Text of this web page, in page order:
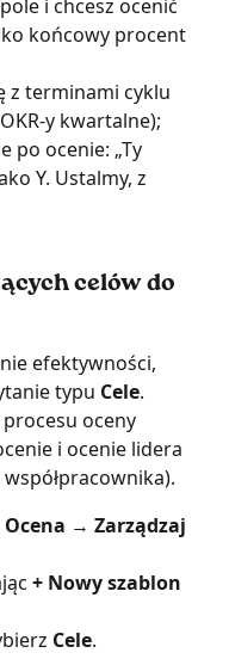
i chcesz ocenić
końcowy procent
z terminami cyklu
y kwartalne);
po ocenie: „Ty
Y. Ustalmy, z
celów do
efektywności,
typu Cele.
oceny
i ocenie lidera
→ Zarządzaj
+ Nowy szablon
Cele.